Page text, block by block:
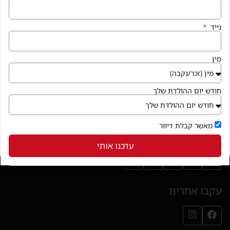
הצהרת נגישות
קניון פרנדלי גן יבנה, המגינים 56
חנייה במקום ללא עלות
בואו לבקר
(נפתח בחלון חדש)
שירותי הקניון
עקבו אחרינו
עמוד הפייסבוק שלנו (נפתח בחלון חדש)
עמוד האינסטגרם שלנו (נפתח בחלון חדש)
נייד
מין
חודש יום ההולדת שלך
מאשר קבלת דיוור
עדכנו אותי